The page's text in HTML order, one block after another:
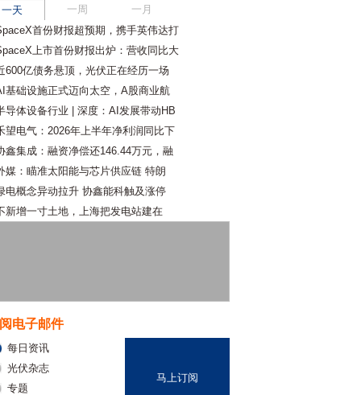
一天 一周
一月
首份财报超预期，携手英伟达打
上市首份财报出炉：营收同比大
600亿债务悬顶，光伏正在经历一场
基础设施正式迈向太空，A股商业航
导体设备行业 | 深度：AI发展带动HB
望电气：2026年上半年净利润同比下
鑫集成：融资净偿还146.44万元，融
媒：瞄准太阳能与芯片供应链 特朗
电概念异动拉升 协鑫能科触及涨停
新增一寸土地，上海把发电站建在
电子邮件
每日资讯
光伏杂志
专题
马上订阅